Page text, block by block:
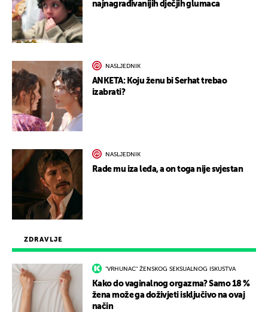
ZDRAVLJE
"VRHUNAC" ŽENSKOG SEKSUALNOG ISKUSTVA
Kako do vaginalnog orgazma? Samo 18 %
žena može ga doživjeti isključivo na ovaj
način
najnagrađivanijih dječjih glumaca
NASLJEDNIK
ANKETA: Koju ženu bi Serhat trebao
izabrati?
NASLJEDNIK
Rade mu iza leđa, a on toga nije svjestan